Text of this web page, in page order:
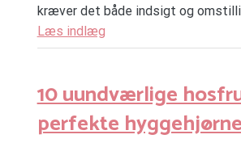
kræver det både indsigt og
Læs indlæg
10 uundværlige
perfekte